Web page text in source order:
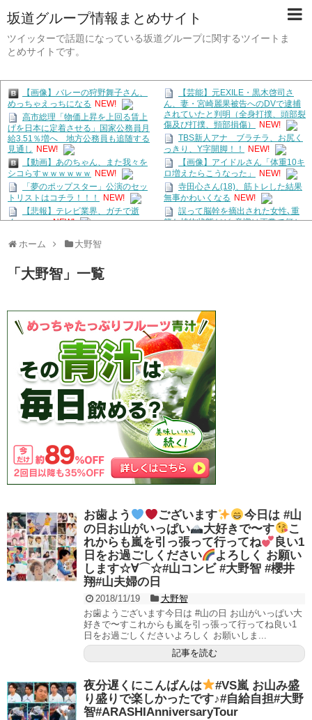
坂道グループ情報まとめサイト
ツイッターで話題になっている坂道グループに関するツイートま
とめサイトです。
【画像】バレーの狩野舞子さん、
めっちゃえっちになる NEW!
高市総理「物価上昇を上回る賃上
げを日本に定着させる」国家公務員月
給3.51％増へ 地方公務員も追随する
見通し
NEW!
【動画】あのちゃん、また我々を
シコらすｗｗｗｗｗｗ
NEW!
「夢のポップスター」公演のセッ
トリストはコチラ！！！
NEW!
【悲報】テレビ業界、ガチで逝
く・・・・ NEW!
人生終わってる派遣社員だけどこ
NEW!
太平洋戦争史振り返ると思ったけ
寿司きたから、安価する NEW!
女(31)結婚しなそうだから家建て
防衛省、防衛費過去最大8.9兆円
要求へ 予算案で膨張、無人機・AI導
NEW!
【朗報】AKB48 新曲『好きish』
MV 800万 再生キタ━━(((ﾟ
∀ﾟ)))━━━━━!!
【ホロライブ】「カプコンショー
ケース」公認ミラー配信にホロメンか
ら9人参加【6/14(火)】
【にじさんじ】おチグ「日本語っ
て平仮名、カタカナ、漢字の三種類を
なあ
今日から藤井流星さんの声似やら
せてもらいます。藤井 らくです。楽
しい時間を一緒につくりたいです！お
願いします
伊野尾慧が結婚だって？あっ有岡
大貴とかな？そんなのヲタクの間では
常識ですけど？今更報道ですか？めち
ゃめちゃ遅い報道ですね〜w←
ロッテ・ドラ１藤原“１本の難
産” ９打席連続無安打「早くほし
『完母だと痩せるは都市伝説』
弟の元カノからのメール「先輩、
私は今不幸です。 なんでか知ってま
すよね。私が不幸なこと。 ○（弟）に
も知って欲しいので転送して下さい。
【芸能】元EXILE・黒木啓司さ
ん、妻・宮崎麗果被告へのDVで逮捕
されていたと判明（全身打撲、頭部裂
傷及び打撲、頸部損傷）
NEW!
TBS新人アナ ブラチラ、お尻く
っきり、Y字開脚！！
NEW!
【画像】アイドルさん「体重10キ
ロ増えたらこうなった」
NEW!
寺田心さん(18)、筋トレした結果
無事かわいくなる NEW!
誤って脳幹を摘出された女性､重
篤な植物状態だが､意識は正常で何か
【画像】まんさん、ぶち切れ「電
車内でこういうポジのおじ、ガチでイ
ラネ」 NEW!
【衝撃】ジムのランニングマシー
ン占拠してずっと歩いてる男の正体←
これｗｗｗｗｗ
【フムフム･･･】顔20点身体100
点の女子見つかってしまう
www NEW!
河出奈都美アナ ニットの巨乳、
谷間チラ！！
【衝撃】旅館「この押入れには布
団は入ってません」←これｗｗｗｗｗ
(※画像あり) NEW!
8年前の「タイムカプセル」約束
外に出て黄砂が付着したメガネの
正しい洗い方がこちらｗｗｗｗ
中居正広「今からでも遅くないか
らケアしたほうがいいって言われた」
不倫報道の西武・源田 プレミア
ら追放」危機… 妻は『元乃木坂
46』の衛藤美彩
【訃報】突然死したR18漫画家さ
ん、最期のツイートがとんでもな
い・・・
杉並区長「私の息子、ベルギーで
大学に行っています！学費っていう概
本の常識は世界の常識じやない！」
メンタリストDaigo『芸能界に枕
ホーム 大野智
「 大野智 」 一覧
お歯よう ございます
今日は #山
の日お山がいっぱい
大好きで〜す
こ
れからも嵐を引っ張って行ってね
良い1
日をお過ごしください
よろしく お願い
します☆∀⌒☆#山コンビ #大野智 #櫻井
翔#山夫婦の日
2018/11/19
大野智
お歯ようございます今日は #山の日 お山がいっぱい大
好きで〜すこれからも嵐を引っ張って行ってね良い1
日をお過ごしくださいよろしく お願いしま...
記事を読む
夜分遅くにこんばんは
#VS嵐 お山み盛
り盛りで楽しかったです♪#自給自担#大野
智#ARASHIAnniversaryTour